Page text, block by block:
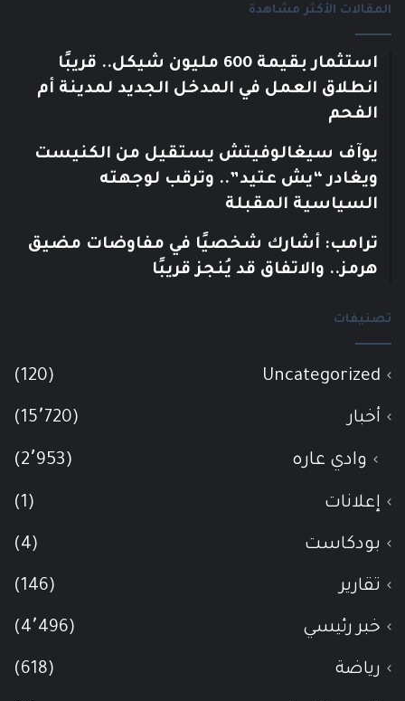
المقالات الأكثر مشاهدة
استثمار بقيمة 600 مليون شيكل.. قريبًا
انطلاق العمل في المدخل الجديد لمدينة أم
الفحم
يوآف سيغالوفيتش يستقيل من الكنيست
ويغادر “يش عتيد”.. وترقب لوجهته
السياسية المقبلة
ترامب: أشارك شخصيًا في مفاوضات مضيق
هرمز.. والاتفاق قد يُنجز قريبًا
تصنيفات
Uncategorized
(120)
أخبار (15٬720)
وادي عاره (2٬953)
إعلانات (1)
بودكاست (4)
تقارير (146)
خبر رئيسي (4٬496)
رياضة (618)